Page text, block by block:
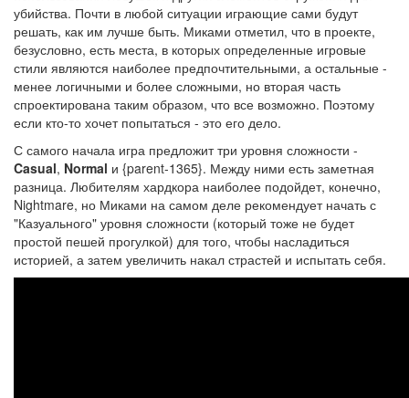
убийства. Почти в любой ситуации играющие сами будут
решать, как им лучше быть. Миками отметил, что в проекте,
безусловно, есть места, в которых определенные игровые
стили являются наиболее предпочтительными, а остальные -
менее логичными и более сложными, но вторая часть
спроектирована таким образом, что все возможно. Поэтому
если кто-то хочет попытаться - это его дело.
С самого начала игра предложит три уровня сложности -
Casual, Normal и {parent-1365}. Между ними есть заметная
разница. Любителям хардкора наиболее подойдет, конечно,
Nightmare, но Миками на самом деле рекомендует начать с
"Казуального" уровня сложности (который тоже не будет
простой пешей прогулкой) для того, чтобы насладиться
историей, а затем увеличить накал страстей и испытать себя.